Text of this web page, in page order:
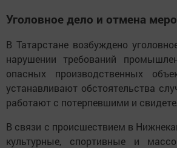
Уголовное дело и отмена
В Татарстане возбуждено
нарушении требований
опасных производственных
устанавливают обстоятельства
работают с потерпевшими и
В связи с происшествием в
культурные, спортивные и